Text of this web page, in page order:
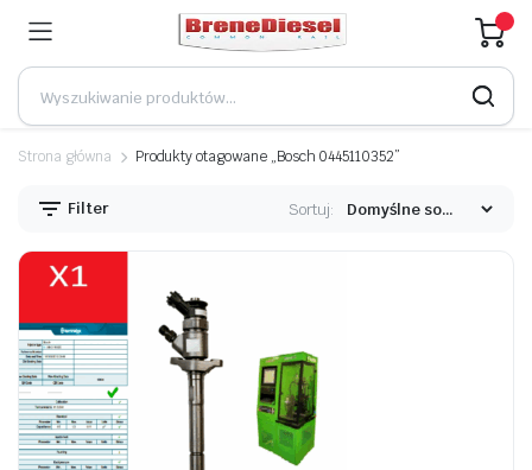
Strona główna Produkty otagowane „Bosch 0445110352”
Filter Sortuj: